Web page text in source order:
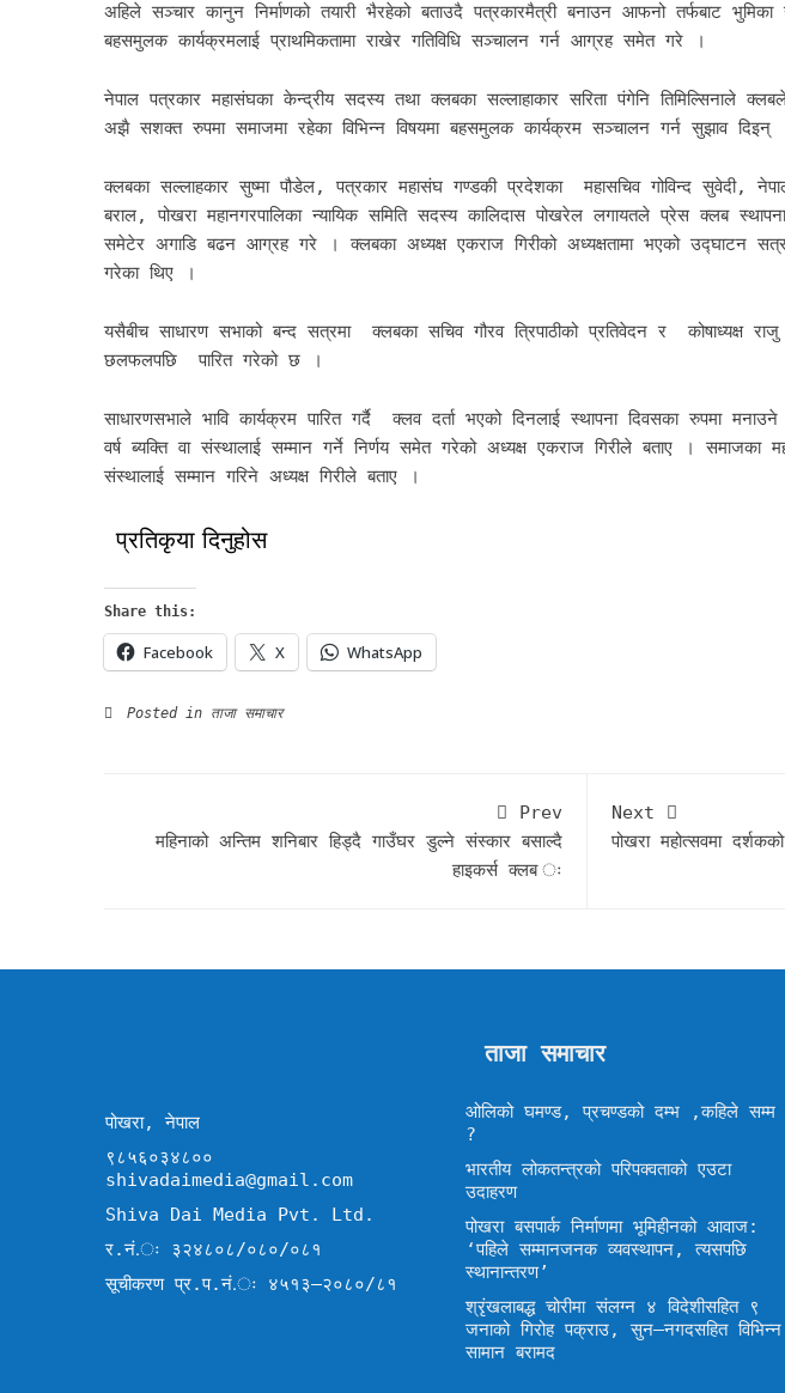
अहिले सञ्चार कानुन निर्माणको तयारी भैरहेको बताउदै पत्रकारमैत्री बनाउन आफनो तर्फबाट
बहसमुलक कार्यक्रमलाई प्राथमिकतामा राखेर गतिविधि सञ्चालन गर्न आग्रह समेत गरे ।
नेपाल पत्रकार महासंघका केन्द्रीय सदस्य तथा क्लबका सल्लाहाकार सरिता पंगेनि तिमिल्सिनाले
अझै सशक्त रुपमा समाजमा रहेका विभिन्न विषयमा बहसमुलक कार्यक्रम सञ्चालन गर्न सुझाव दिइन्
क्लबका सल्लाहकार सुष्मा पौडेल, पत्रकार महासंघ गण्डकी प्रदेशका महासचिव गोविन्द सुवेदी,
बराल, पोखरा महानगरपालिका न्यायिक समिति सदस्य कालिदास पोखरेल लगायतले प्रेस क्लब
समेटेर अगाडि बढन आग्रह गरे । क्लबका अध्यक्ष एकराज गिरीको अध्यक्षतामा भएको उद्घाटन
गरेका थिए ।
यसैबीच साधारण सभाको बन्द सत्रमा क्लबका सचिव गौरव त्रिपाठीको प्रतिवेदन र कोषाध्यक्ष राजु
छलफलपछि पारित गरेको छ ।
साधारणसभाले भावि कार्यक्रम पारित गर्दै क्लव दर्ता भएको दिनलाई स्थापना दिवसका रुपमा
वर्ष ब्यक्ति वा संस्थालाई सम्मान गर्ने निर्णय समेत गरेको अध्यक्ष एकराज गिरीले बताए । समाजका
संस्थालाई सम्मान गरिने अध्यक्ष गिरीले बताए ।
प्रतिकृया दिनुहोस
Share this:
Facebook X WhatsApp
Posted in ताजा समाचार
Prev
महिनाको अन्तिम शनिबार हिड्दै गाउँघर डुल्ने संस्कार बसाल्दै
हाइकर्स क्लब ः
Next
पोखरा महोत्सवमा
पोखरा, नेपाल
९८५६०३४८००
shivadaimedia@gmail.com
Shiva Dai Media Pvt. Ltd.
र.नं.ः ३२४८०८/०८०/०८१
सूचीकरण प्र.प.नं.ः ४५१३–२०८०/८१
ताजा समाचार
ओलिको घमण्ड, प्रचण्डको दम्भ ,कहिले सम्म
?
भारतीय लोकतन्त्रको परिपक्वताको एउटा
उदाहरण
पोखरा बसपार्क निर्माणमा भूमिहीनको आवाज:
‘पहिले सम्मानजनक व्यवस्थापन, त्यसपछि
स्थानान्तरण’
श्रृंखलाबद्ध चोरीमा संलग्न ४ विदेशीसहित ९
जनाको गिरोह पक्राउ, सुन–नगदसहित विभिन्न
सामान बरामद